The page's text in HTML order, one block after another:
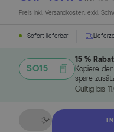
Preis inkl. Versandkosten, exkl.
Sofort lieferbar
SO15
15 %
Kopiere
spare
Gültig bis
Menge